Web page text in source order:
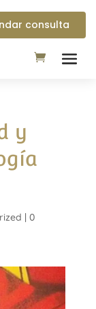
consulta
y
| 0